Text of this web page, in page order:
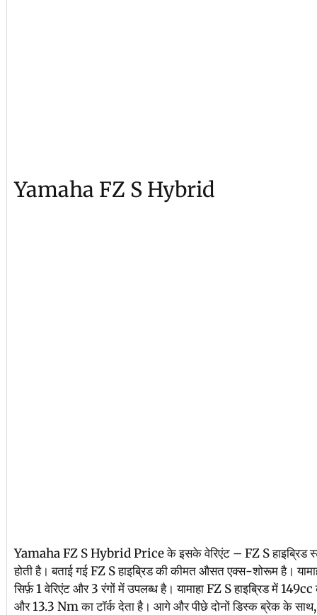
Yamaha FZ S Hybrid
Yamaha FZ S Hybrid Price के इसके वेरिएंट – FZ S हाइब्रिड
होती है। बताई गई FZ S हाइब्रिड की कीमत औसत एक्स-शोरूम है।
सिर्फ़ 1 वेरिएंट और 3 रंगों में उपलब्ध है। यामाहा FZ S हाइब्रिड में
और 13.3 Nm का टॉर्क देता है। आगे और पीछे दोनों डिस्क ब्रेक के साथ,